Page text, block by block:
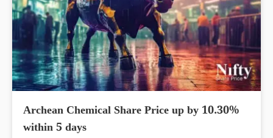
Archean Chemical Share Price up by 10.30%
within 5 days